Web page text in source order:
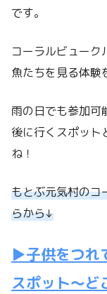
です。
コーラルビューク
魚たちを見る体験
雨の日でも参加可
後に行くスポット
ね！
もとぶ元気村のコ
らから↓
▶子供をつれ
スポット〜ど